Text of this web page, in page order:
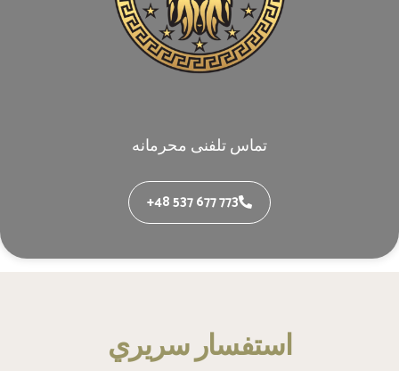
تماس تلفنی محرمانه
+48 537 677 773
‫استفسار سريري‬